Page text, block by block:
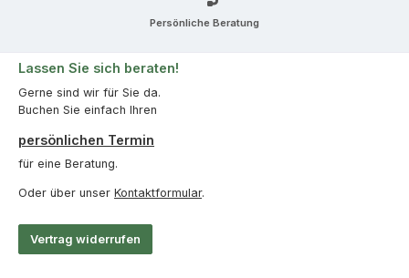
Persönliche Beratung
Lassen Sie sich beraten!
Gerne sind wir für Sie da.
Buchen Sie einfach Ihren
persönlichen Termin
für eine Beratung.
Oder über unser Kontaktformular.
Vertrag widerrufen